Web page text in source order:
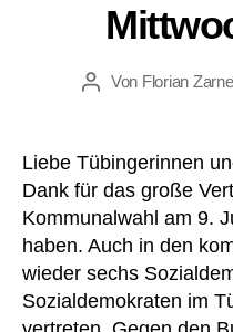
Beitragsautor
Von Florian
Liebe Tübingerinnen
Dank für das große
Kommunalwahl am 9.
haben. Auch in den
wieder sechs
Sozialdemokraten im